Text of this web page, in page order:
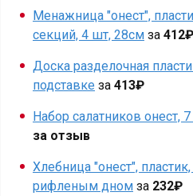
Менажница "онест",
секций, 4 шт, 28см за 412₽
Доска разделочная
подставке за 413₽
Набор салатников онест,
за отзыв
Хлебница "онест",
рифленым дном за 232₽